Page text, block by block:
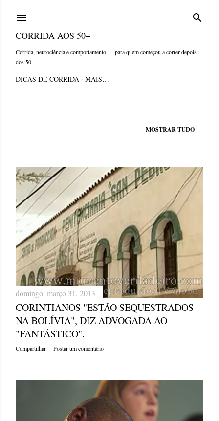
CORRIDA AOS 50+
Corrida, neurociência e comportamento — para quem começou a correr depois
dos 50.
DICAS DE CORRIDA MAIS…
s
t
a
g
e
n
s
MOSTRAR TUDO
domingo, março 31, 2013
CORINTIANOS "ESTÃO SEQUESTRADOS
NA BOLÍVIA", DIZ ADVOGADA AO
"FANTÁSTICO".
Compartilhar Postar um comentário